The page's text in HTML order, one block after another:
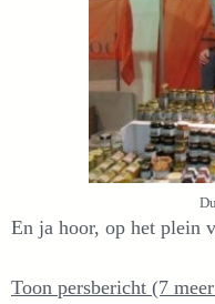
En ja hoor, op het plein
Toon persbericht (7